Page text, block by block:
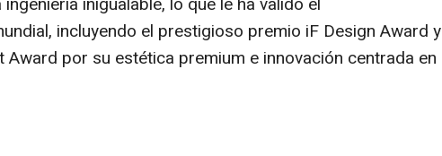
incluyendo el prestigioso premio iF Design Award y
Award por su estética premium e innovación centrada en